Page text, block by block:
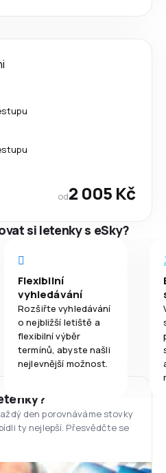
od2 005 Kč
si letenky s eSky?
Flexibilní
vyhledávání
Rozšiřte vyhledávání
o nejbližší letiště a
flexibilní výběr
termínů, abyste našli
nejlevnější možnost.
den porovnáváme stovky
ty nejlepší. Přesvědčte se